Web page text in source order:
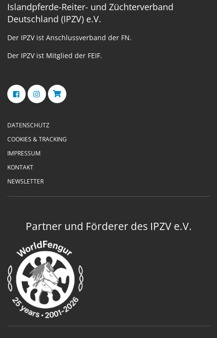
Islandpferde-Reiter- und Züchterverband
Deutschland (IPZV) e.V.
Der IPZV ist Anschlussverband der FN.
Der IPZV ist Mitglied der FEIF.
DATENSCHUTZ
COOKIES & TRACKING
IMPRESSUM
KONTAKT
NEWSLETTER
Partner und Förderer des IPZV e.V.